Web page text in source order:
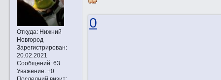
Откуда:Нижний
Новгород
Зарегистрирован:
20.02.2021
Сообщений:63
Уважение: +0
Последний визит:
0